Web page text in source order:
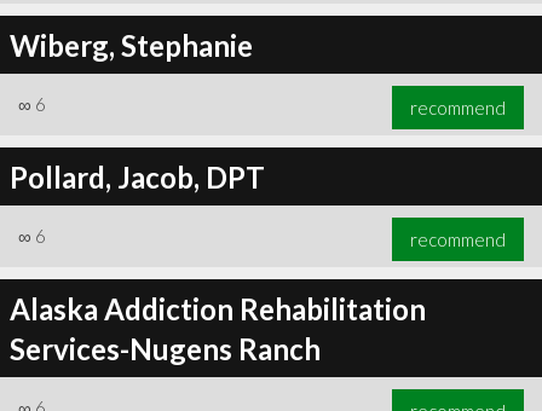
Wiberg, Stephanie
∞ 6 recommend
Pollard, Jacob, DPT
∞ 6 recommend
Alaska Addiction Rehabilitation
Services-Nugens Ranch